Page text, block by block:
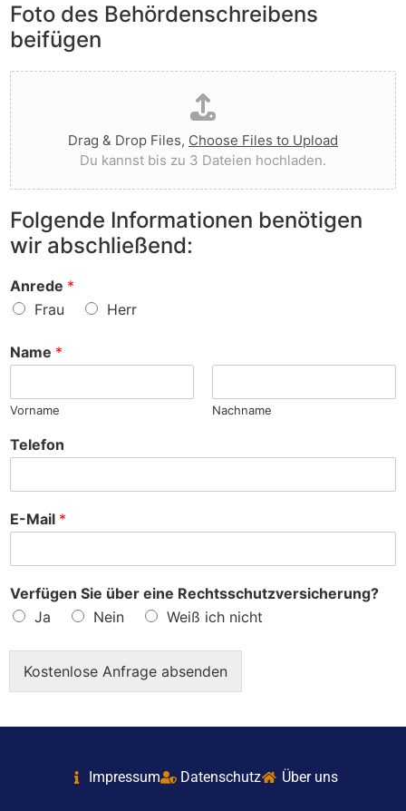
v
o
r
g
e
w
o
r
f
e
n
?
l
i
e
t
I
h
n
e
n
v
o
r
?
e
A
n
e
r
k
u
n
g
e
n
z
u
S
a
c
e
Foto des Behördenschreibens
beifügen
D
a
t
e
i
h
o
h
l
d
e
n
Drag & Drop Files, Choose Files to Upload
Du kannst bis zu 3 Dateien hochladen.
Folgende Informationen benötigen
wir abschließend:
Anrede *
Frau
Herr
Name *
Vorname Nachname
Telefon
E-Mail *
Verfügen Sie über eine Rechtsschutzversicherung?
Ja
Nein Weiß ich nicht
Kostenlose Anfrage absenden
Impressum Datenschutz Über uns